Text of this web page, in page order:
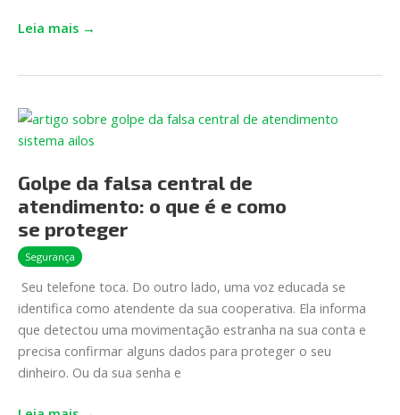
Leia mais →
Golpe da falsa central de
atendimento: o que é e como
se proteger
Segurança
Seu telefone toca. Do outro lado, uma voz educada se
identifica como atendente da sua cooperativa. Ela informa
que detectou uma movimentação estranha na sua conta e
precisa confirmar alguns dados para proteger o seu
dinheiro. Ou da sua senha e
Golpe
da
central
de
atendimento: o
que
é
e
como
se proteger